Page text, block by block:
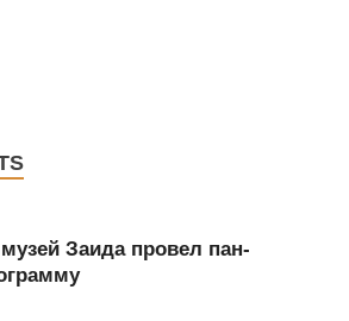
Заида провел пан-